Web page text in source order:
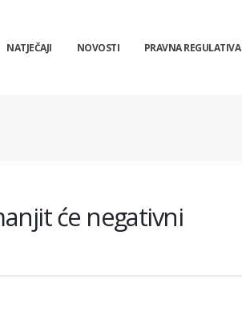
NATJEČAJI NOVOSTI PRAVNA REGULATIVA
će negativni